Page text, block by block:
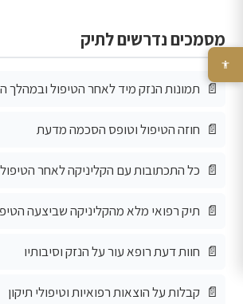
מסמכים נדרשים לתיק
תמונות הנזק מיד לאחר הטיפול ובמהלך
חוזה הטיפול וטופס הסכמה מדעת
כל התכתובות עם הקליניקה לאחר הטיפול
תיק רפואי מלא מהקליניקה שביצעה
חוות דעת רופא עור על הנזק וסיבותיו
קבלות על הוצאות רפואיות וטיפולי תיקון